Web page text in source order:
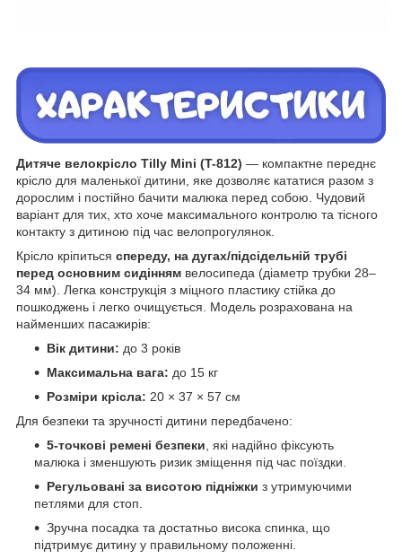
Дитяче велокрісло Tilly Mini (T-812) — компактне переднє
крісло для маленької дитини, яке дозволяє кататися разом з
дорослим і постійно бачити малюка перед собою. Чудовий
варіант для тих, хто хоче максимального контролю та тісного
контакту з дитиною під час велопрогулянок.
Крісло кріпиться спереду, на дугах/підсідельній трубі
перед основним сидінням велосипеда (діаметр трубки 28–
34 мм). Легка конструкція з міцного пластику стійка до
пошкоджень і легко очищується. Модель розрахована на
найменших пасажирів:
Вік дитини: до 3 років
Максимальна вага: до 15 кг
Розміри крісла: 20 × 37 × 57 см
Для безпеки та зручності дитини передбачено:
5-точкові ремені безпеки, які надійно фіксують
малюка і зменшують ризик зміщення під час поїздки.
Регульовані за висотою підніжки з утримуючими
петлями для стоп.
Зручна посадка та достатньо висока спинка, що
підтримує дитину у правильному положенні.